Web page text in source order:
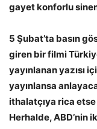
gayet konforlu
5 Şubat’ta basın
giren bir filmi
yayınlanan yazısı
yayınlansa
ithalatçıya rica
Herhalde, ABD’nin